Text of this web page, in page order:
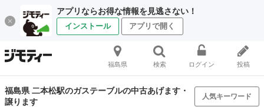
アプリならお得な情報を見逃さない！
インストール アプリで開く
福島県 検索 ログイン 投稿
福島県 二本松駅のガステーブルの中古あげます・
譲ります
人気キーワード